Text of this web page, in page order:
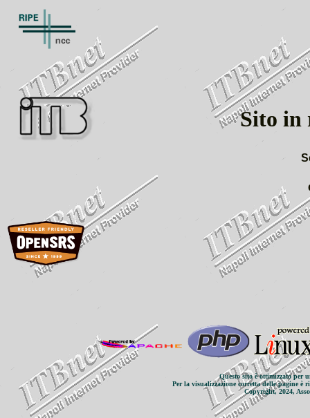
Sito in
Questo sito è ottimizzato per
Per la visualizzazione corretta delle pagine
Copyright, 2024,